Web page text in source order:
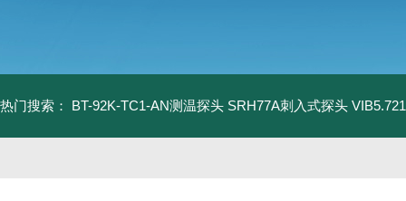
热门搜索： BT-92K-TC1-AN测温探头 SRH77A刺入式探头